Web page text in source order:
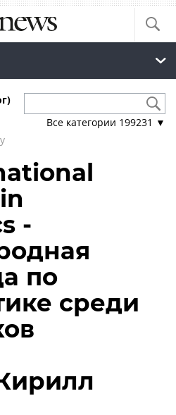
Все категории 199231 ▼
-
по
среди